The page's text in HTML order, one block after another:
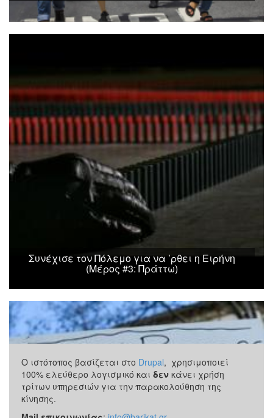
Συνέχισε τον Πόλεμο για να ’ρθει η Ειρήνη
(Μέρος #3: Πράττω)
Ο ιστότοπος βασίζεται στο Drupal, χρησιμοποιεί
100% ελεύθερο λογισμικό και δεν κάνει χρήση
τρίτων υπηρεσιών για την παρακολούθηση της
κίνησης.